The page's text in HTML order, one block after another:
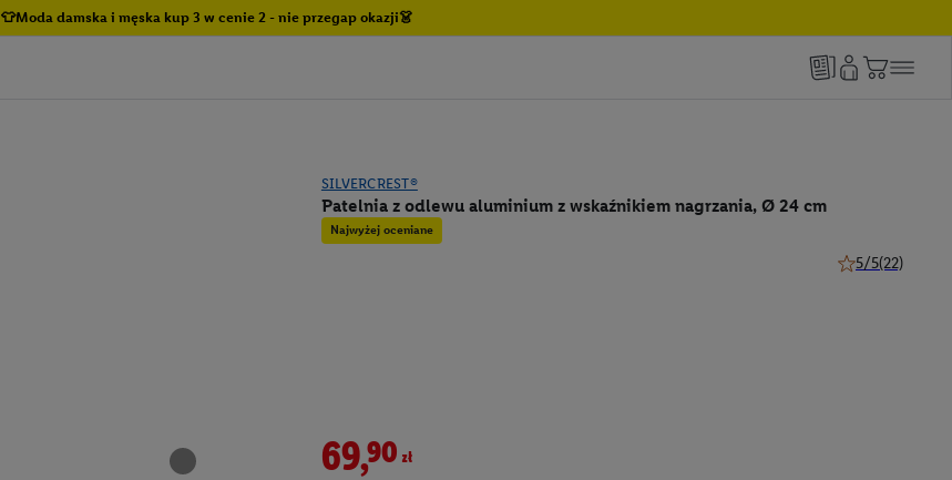
👕Moda damska i męska kup 3 w cenie 2 - nie przegap okazji👗
SILVERCREST®
Patelnia z odlewu aluminium z wskaźnikiem nagrzania, Ø 24 cm
Najwyżej oceniane
5/5(22)
69,90zł